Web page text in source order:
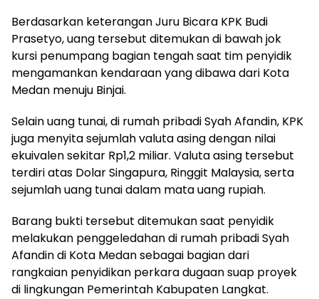
Berdasarkan keterangan Juru Bicara KPK Budi
Prasetyo, uang tersebut ditemukan di bawah jok
kursi penumpang bagian tengah saat tim penyidik
mengamankan kendaraan yang dibawa dari Kota
Medan menuju Binjai.
Selain uang tunai, di rumah pribadi Syah Afandin, KPK
juga menyita sejumlah valuta asing dengan nilai
ekuivalen sekitar Rp1,2 miliar. Valuta asing tersebut
terdiri atas Dolar Singapura, Ringgit Malaysia, serta
sejumlah uang tunai dalam mata uang rupiah.
Barang bukti tersebut ditemukan saat penyidik
melakukan penggeledahan di rumah pribadi Syah
Afandin di Kota Medan sebagai bagian dari
rangkaian penyidikan perkara dugaan suap proyek
di lingkungan Pemerintah Kabupaten Langkat.